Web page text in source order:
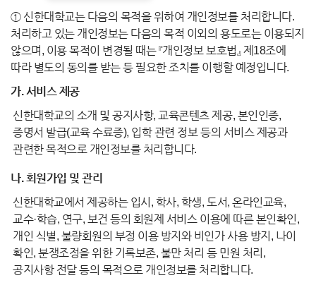
① 신한대학교는 다음의 목적을 위하여 개인정보를 처리합니다.
처리하고 있는 개인정보는 다음의 목적 이외의 용도로는 이용되지
않으며, 이용 목적이 변경될 때는 『개인정보 보호법』 제18조에
따라 별도의 동의를 받는 등 필요한 조치를 이행할 예정입니다.
가. 서비스 제공
신한대학교의 소개 및 공지사항, 교육콘텐츠 제공, 본인인증,
증명서 발급(교육 수료증), 입학 관련 정보 등의 서비스 제공과
관련한 목적으로 개인정보를 처리합니다.
나. 회원가입 및 관리
신한대학교에서 제공하는 입시, 학사, 학생, 도서, 온라인교육,
교수·학습, 연구, 보건 등의 회원제 서비스 이용에 따른 본인확인,
개인 식별, 불량회원의 부정 이용 방지와 비인가 사용 방지, 나이
확인, 분쟁조정을 위한 기록보존, 불만 처리 등 민원 처리,
공지사항 전달 등의 목적으로 개인정보를 처리합니다.